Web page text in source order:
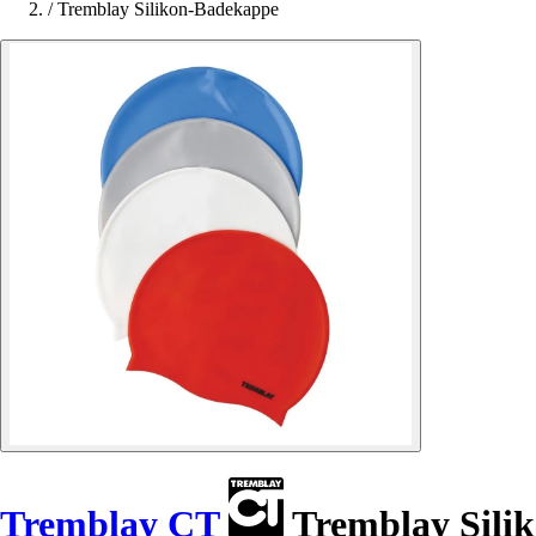
/ Tremblay Silikon-Badekappe
Tremblay CT Tremblay